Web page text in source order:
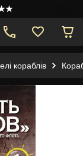
кораблів